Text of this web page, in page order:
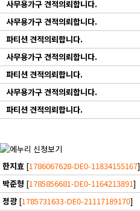
사무용가구 견적의뢰합니다.
사무용가구 견적의뢰합니다.
파티션 견적의뢰합니다.
사무용가구 견적의뢰합니다.
파티션 견적의뢰합니다.
사무용가구 견적의뢰합니다.
파티션 견적의뢰합니다.
한지효 [1786067628-DE0-11834155167]
박준형 [1785856681-DE0-1164213891]
정광[1785731633-DE0-21117189170]